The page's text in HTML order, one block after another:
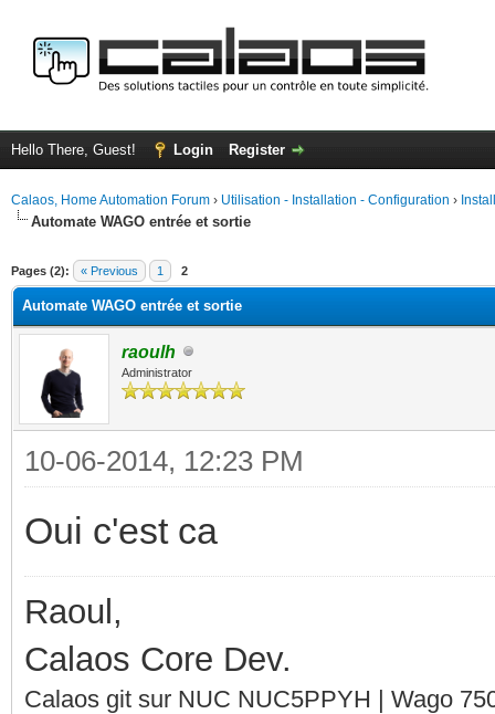
Hello There, Guest! Login Register
Calaos, Home Automation Forum › Utilisation - Installation - Configuration ›
Automate WAGO entrée et sortie
Pages (2): « Previous 1 2
Automate WAGO entrée et sortie
raoulh
Administrator
10-06-2014, 12:23 PM
Oui c'est ca
Raoul,
Calaos Core Dev.
Calaos git sur NUC NUC5PPYH | Wago